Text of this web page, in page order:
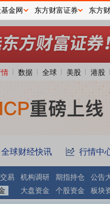
数据 全球 美股 港股
全球财经快讯 行情中
易 机构调研 期指持仓
公告
大盘资金 个股资金 板块
金网 东方财富证券 东方